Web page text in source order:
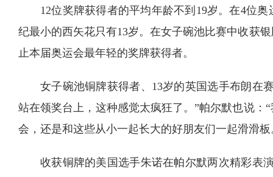
12位奖牌获得者的平均年龄不到19岁。在4位
纪最小的西矢花只有13岁。在女子碗池比赛中收获
止本届奥运会最年轻的奖牌获得者。
女子碗池铜牌获得者、13岁的英国选手布朗在
站在领奖台上，这种感觉太疯狂了。”帕尔默也说：
会，还是和这些从小一起长大的好朋友们一起滑滑板
收获铜牌的美国选手朱诺在帕尔默两次精彩表